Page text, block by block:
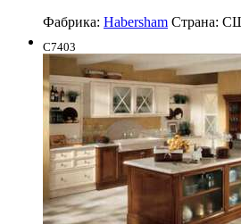
Фабрика: Habersham Страна:
C7403